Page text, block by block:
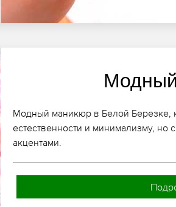
Модный маникюр в Белой Березке,
естественности и минимализму, но
акцентами.